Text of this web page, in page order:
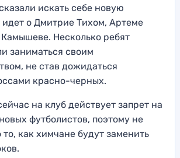
искать себе новую
идет о Дмитрие Тихом, Артеме
Несколько ребят
заниматься своим
не став дожидаться
красно-черных.
на клуб действует запрет на
футболистов, поэтому не
то, как химчане будут заменить